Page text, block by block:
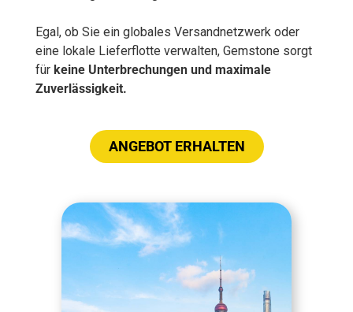
Egal, ob Sie ein globales Versandnetzwerk oder
eine lokale Lieferflotte verwalten, Gemstone sorgt
für keine Unterbrechungen und maximale
Zuverlässigkeit.
ANGEBOT ERHALTEN